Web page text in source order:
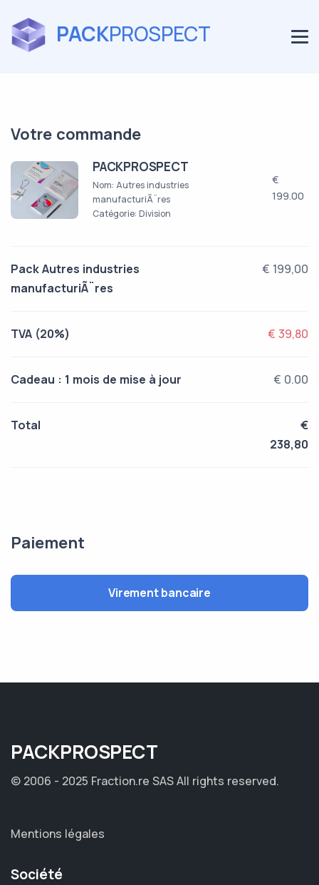
PACKPROSPECT
Votre commande
PACKPROSPECT
Nom: Autres industries
manufacturiÃ¨res
Catégorie: Division
€
199.00
Pack Autres industries
manufacturiÃ¨res
€ 199,00
TVA (20%) € 39,80
Cadeau : 1 mois de mise à jour € 0.00
Total
€
238,80
Paiement
Virement bancaire
PACKPROSPECT
© 2006 - 2025 Fraction.re SASAll rights reserved.
Mentions légales
Société